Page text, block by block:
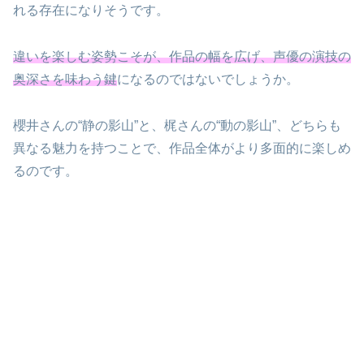
れる存在になりそうです。
違いを楽しむ姿勢こそが、作品の幅を広げ、声優の演技の
奥深さを味わう鍵になるのではないでしょうか。
櫻井さんの“静の影山”と、梶さんの“動の影山”、どちらも
異なる魅力を持つことで、作品全体がより多面的に楽しめ
るのです。